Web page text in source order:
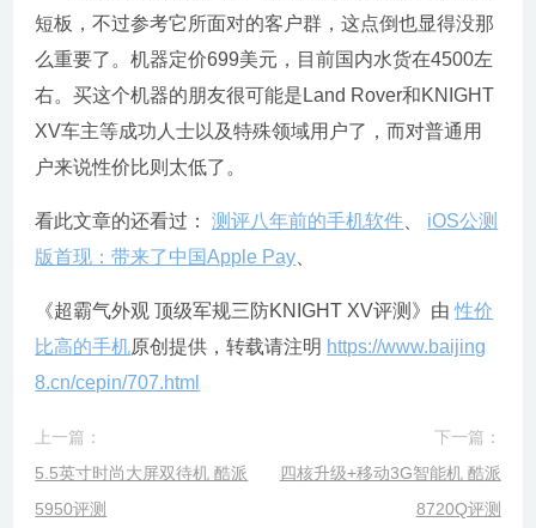
短板，不过参考它所面对的客户群，这点倒也显得没那
么重要了。机器定价699美元，目前国内水货在4500左
右。买这个机器的朋友很可能是Land Rover和KNIGHT
XV车主等成功人士以及特殊领域用户了，而对普通用
户来说性价比则太低了。
看此文章的还看过：测评八年前的手机软件
iOS公测
版首现：带来了中国Apple Pay
《超霸气外观 顶级军规三防KNIGHT XV评测》由性价
比高的手机原创提供，转载请注明 https://www.baijing
8.cn/cepin/707.html
上一篇：
5.5英寸时尚大屏双待机 酷派
5950评测
下一篇：
四核升级+移动3G智能机 酷派
8720Q评测